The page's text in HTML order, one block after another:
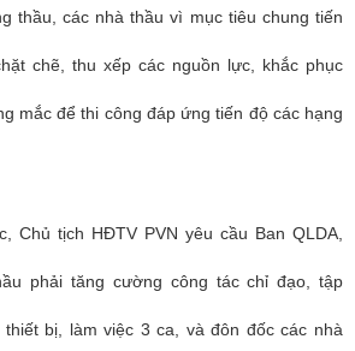
thầu, các nhà thầu vì mục tiêu chung tiến
chẽ, thu xếp các nguồn lực, khắc phục
mắc để thi công đáp ứng tiến độ các hạng
Chủ tịch HĐTV PVN yêu cầu Ban QLDA,
phải tăng cường công tác chỉ đạo, tập
bị, làm việc 3 ca, và đôn đốc các nhà